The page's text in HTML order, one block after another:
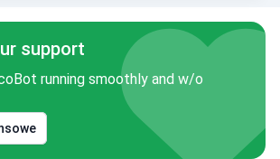
support
running smoothly and w/o